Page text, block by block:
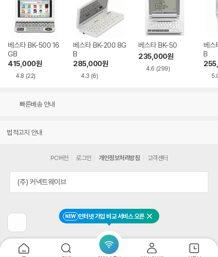
NEW 인터넷 가입 비교 서비스 오픈 닫기
베스타 BK-500 16
GB
415,000원
4.8 (22)
베스타 BK-200 8G
B
285,000원
4.3 (6)
베스타 BK-50
235,000원
4.6 (299)
베
B
빠른배송 안내
법적고지 안내
전
페
이
지
PC버전 로그인 개인정보처리방침 고객센터
(주) 커넥트웨이브